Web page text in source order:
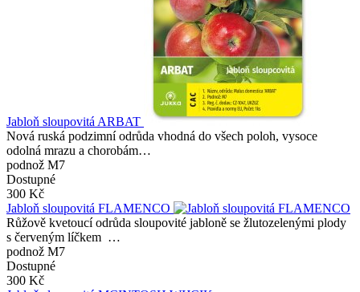
Jabloň sloupovitá ARBAT
Nová ruská podzimní odrůda vhodná do všech poloh, vysoce
odolná mrazu a chorobám…
podnož M7
Dostupné
300 Kč
Jabloň sloupovitá FLAMENCO
Růžově kvetoucí odrůda sloupovité jabloně se žlutozelenými plody
s červeným líčkem …
podnož M7
Dostupné
300 Kč